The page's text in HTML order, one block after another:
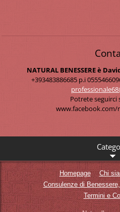
NATURAL BENESSERE è
+393483886685 p.i
professi
Potrete seguirci
www.facebook.com/
Homepage Chi
Consulenze di
Termini e